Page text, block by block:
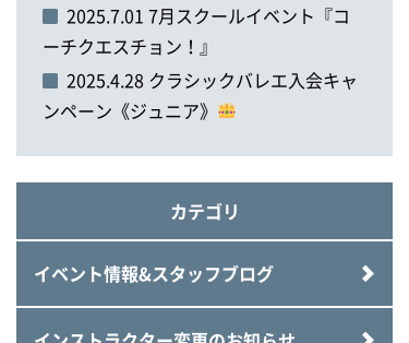
2025.7.01 7月スクールイベント『コ
ーチクエスチョン！』
2025.4.28 クラシックバレエ入会キャ
ンペーン《ジュニア》
カテゴリ
イベント情報&スタッフブログ